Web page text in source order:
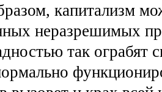
капитализм
неразрешимых
так ограбят